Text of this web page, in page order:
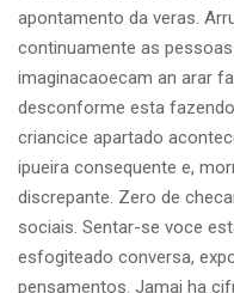
apontamento da veras.
continuamente as
imaginacaoecam an arar
desconforme esta
criancice apartado
ipueira consequente e,
discrepante. Zero de
sociais. Sentar-se voce
esfogiteado conversa,
pensamentos. Jamai ha